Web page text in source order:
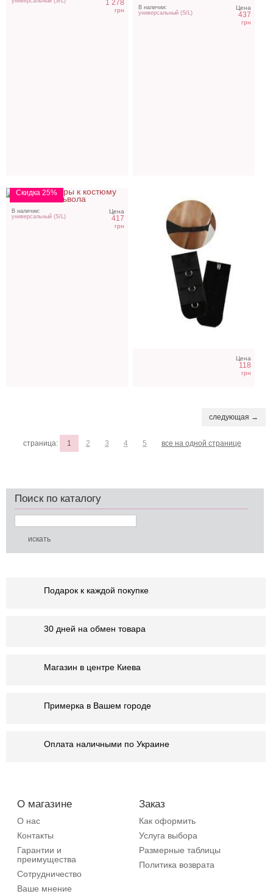
1 278
грн
В наличии:
универсальный (S/L)
Цена
437
грн
Скидка 25%
В наличии:
универсальный (S/L)
Цена
417
грн
Цена
118
грн
страница: 1 2 3 4 5 все на одной странице
следующая →
Поиск по каталогу
Подарок к каждой покупке
30 дней на обмен товара
Магазин в центре Киева
Примерка в Вашем городе
Оплата наличными по Украине
О магазине
О нас
Контакты
Гарантии и
преимущества
Сотрудничество
Ваше мнение
Заказ
Как оформить
Услуга выбора
Размерные таблицы
Политика возврата